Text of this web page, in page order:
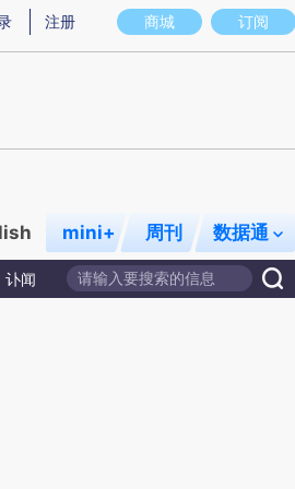
图存在偏差。不代表财新观点和立场。推荐
商城 订阅
注册
mini+ 周刊 数据通
讣闻